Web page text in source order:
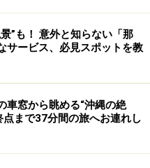
われる2月の沖縄です
る！ 沖縄で暮らしている
縄でキャンプをするの
、なんだか家の中もジメ
に「プチ梅雨」と言っ
だけでなく気温も下が
”も！ 意外と知らない「那
サービス、必見スポットを教
車窓から眺める“沖縄の絶
点まで37分間の旅へお連れし